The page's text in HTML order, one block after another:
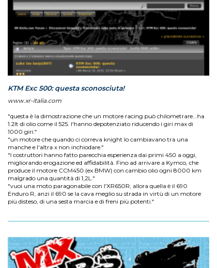
KTM Exc 500: questa sconosciuta!
www.xr-italia.com
"questa è la dimostrazione che un motore racing può chilometrare...ha
1.2lt di olio come il 525. l'hanno depotenziato riducendo i giri max di
1000 giri."
"un motore che quando ci correva knight lo cambiavano tra una
manche e l'altra x non inchiodare."
"I costruttori hanno fatto parecchia esperienza dai primi 450 a oggi,
migliorando erogazione ed affidabilità. Fino ad arrivare a Kymco, che
produce il motore CCM450 (ex BMW) con cambio olio ogni 8000 km
malgrado una quantità di 1,2L."
"vuoi una moto paragonabile con l'XR650R, allora quella è il 690
Enduro R, anzi il 690 se la cava meglio su strada in virtù di un motore
più disteso, di una sesta marcia e di freni più potenti."